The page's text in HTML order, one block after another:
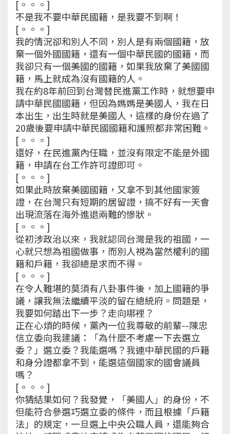
[。。。]
不是我不要中華民國籍，是我要不到啊！
[。。。]
我的情況卻和別人不同，別人是有兩個國籍，放
棄一個外國國籍，還有一個中華民國的國籍，而
我卻只有一個美國的國籍，如果我放棄了美國國
籍，馬上就成為沒有國籍的人。
我在約8年前回到台灣替民進黨工作時，就想要申
請中華民國國籍，但因為媽媽是美國人，我在日
本出生，出生時就是美國人，這樣的身份在過了
20歲後要申請中華民國國籍和護照都非常困難。
[。。。]
還好，在民進黨內任職，並沒有限定不能是外國
籍，申請在台工作許可證即可。
[。。。]
如果此時放棄美國國籍，又拿不到其他國家簽
證，在台灣只有短期的居留證，搞不好有一天會
出現流落在海外進退兩難的慘狀。
[。。。]
從初涉政治以來，我就認同台灣是我的祖國，一
心就只想為祖國做事，而別人視為當然權利的國
籍和戶籍，我卻總是求而不得。
[。。。]
在令人難堪的莫須有八卦事件後，加上國籍的爭
議，讓我無法繼續平淡的留在總統府。問題是，
我要如何踏出下一步？走向哪裡？
正在心煩的時候，黨內一位我尊敬的前輩--陳忠
信立委向我建議：「為什麼不考慮一下去選立
委？」選立委？我能選嗎？我連中華民國的戶籍
和身分證都拿不到，能選這個國家的國會議員
嗎？
[。。。]
你猜結果如何？我發覺，「美國人」的身份，不
但能符合參選巧選立委的條件，而且根據「戶籍
法」的規定，一旦選上中央公職人員，還能夠合